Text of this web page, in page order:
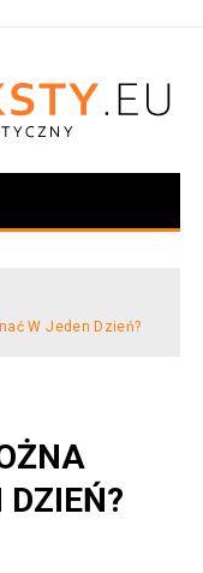
W Jeden Dzień?
DZIEŃ?